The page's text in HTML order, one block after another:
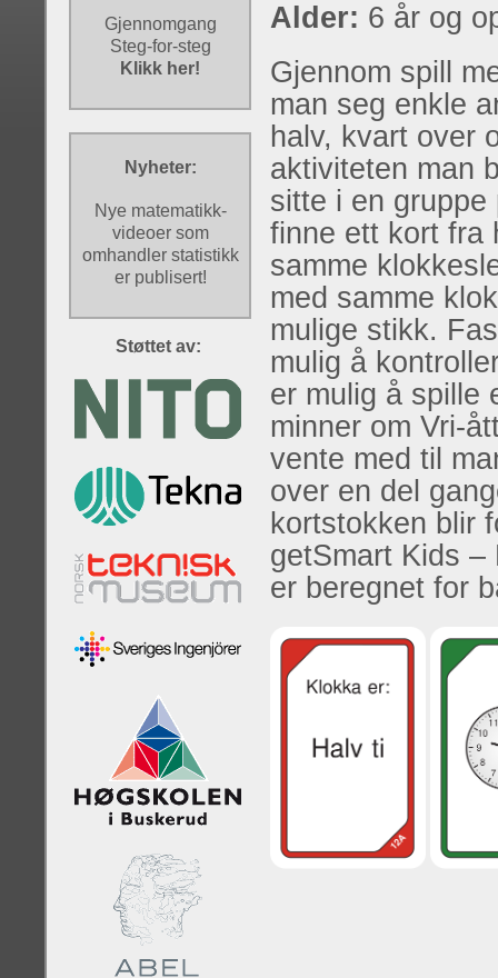
Alder: 6 år og
Gjennom spill
man seg enkle
halv, kvart over
aktiviteten man
sitte i en
finne ett kort fra
samme
med samme
mulige stikk.
mulig å
er mulig å spille
minner om Vri-
vente med til
over en del
kortstokken blir
getSmart Kids
er beregnet for
Gjennomgang
Steg-for-steg
Klikk her!
Nyheter:
Nye matematikk-
videoer som
omhandler statistikk
er publisert!
Støttet av: